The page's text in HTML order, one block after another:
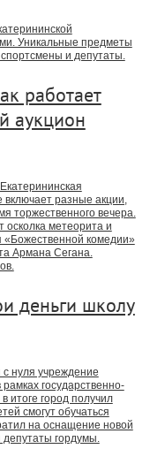
Уникальные предметы
и депутаты.
работает
аукцион
разные акции,
торжественного вечера.
метеорита и
«Божественной комедии»
Армана Сегана.
деньги школу
с нуля учреждение
государственно-
итоге город получил
смогут обучаться
на оснащение новой
гордумы.